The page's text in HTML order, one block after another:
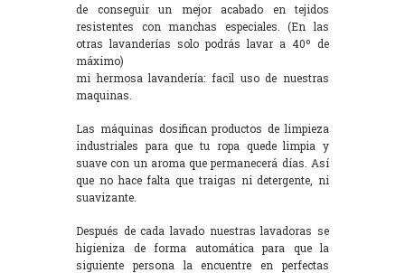
de conseguir un mejor acabado en tejidos
resistentes con manchas especiales. (En las
otras lavanderías solo podrás lavar a 40º de
máximo)
mi hermosa lavandería: facil uso de nuestras
maquinas.
Las máquinas dosifican productos de limpieza
industriales para que tu ropa quede limpia y
suave con un aroma que permanecerá días. Así
que no hace falta que traigas ni detergente, ni
suavizante.
Después de cada lavado nuestras lavadoras se
higieniza de forma automática para que la
siguiente persona la encuentre en perfectas